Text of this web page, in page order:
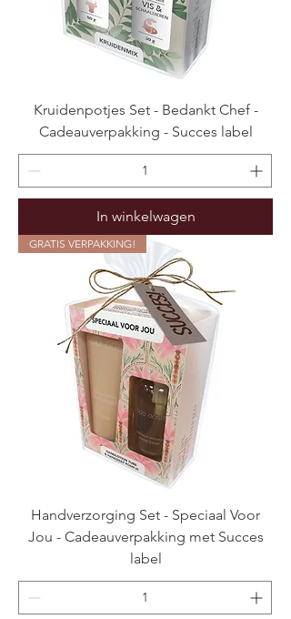
Kruidenpotjes Set - Bedankt Chef -
Cadeauverpakking - Succes label
In winkelwagen
GRATIS VERPAKKING!
Handverzorging Set - Speciaal Voor
Jou - Cadeauverpakking met Succes
label